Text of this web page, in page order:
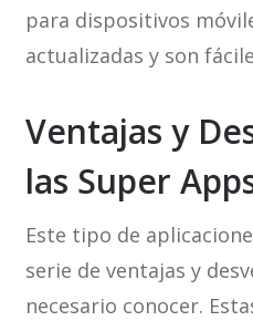
para dispositivos
actualizadas y son
Ventajas y
las Super
Este tipo de
serie de ventajas y
necesario conocer.